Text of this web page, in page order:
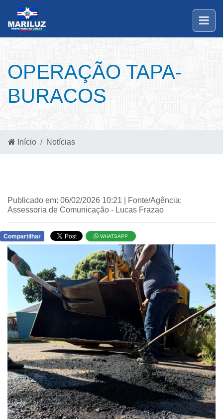
OPERAÇÃO TAPA-
BURACOS
Início Notícias
Publicado em: 06/02/2026 10:21 | Fonte/Agência:
Assessoria de Comunicação - Lucas Frazao
Compartilhar WHATSAPP